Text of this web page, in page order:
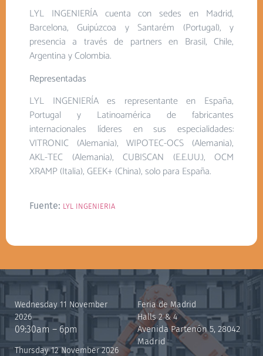
LYL INGENIERÍA cuenta con sedes en Madrid,
Barcelona, Guipúzcoa y Santarém (Portugal), y
presencia a través de partners en Brasil, Chile,
Argentina y Colombia.
Representadas
LYL INGENIERÍA es representante en España,
Portugal y Latinoamérica de fabricantes
internacionales líderes en sus especialidades:
VITRONIC (Alemania), WIPOTEC-OCS (Alemania),
AKL-TEC (Alemania), CUBISCAN (E.E.UU.), OCM
XRAMP (Italia), GEEK+ (China), solo para España.
Fuente: LYL INGENIERIA
Wednesday 11 November
2026
09:30am – 6pm
Thursday 12 November 2026
Feria de Madrid
Halls 2 & 4
Avenida Partenón 5, 28042
Madrid